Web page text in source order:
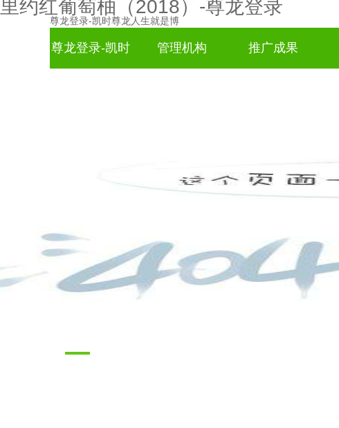
里约红葡萄柚（2018）-尊龙登录
尊龙登录-凯时尊龙人生就是博
尊龙登录-凯时 管理机构 推广成果